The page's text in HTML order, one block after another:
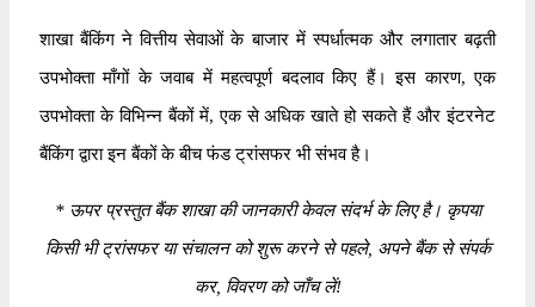
शाखा बैंकिंग ने वित्तीय सेवाओं के बाजार में स्पर्धात्मक और लगातार बढ़ती
उपभोक्ता माँगों के जवाब में महत्वपूर्ण बदलाव किए हैं। इस कारण, एक
उपभोक्ता के विभिन्न बैंकों में, एक से अधिक खाते हो सकते हैं और इंटरनेट
बैंकिंग द्वारा इन बैंकों के बीच फंड ट्रांसफर भी संभव है।
*ऊपर प्रस्तुत बैंक शाखा की जानकारी केवल संदर्भ के लिए है। कृपया
किसी भी ट्रांसफर या संचालन को शुरू करने से पहले, अपने बैंक से संपर्क
कर, विवरण को जाँच लें!